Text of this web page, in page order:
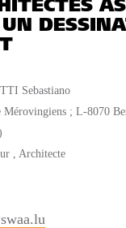
UN
Sebastiano
Mérovingiens ; L-8070
, Architecte